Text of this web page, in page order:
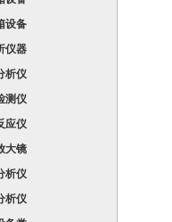
设备
仪器
析仪
测仪
应仪
大镜
析仪
析仪